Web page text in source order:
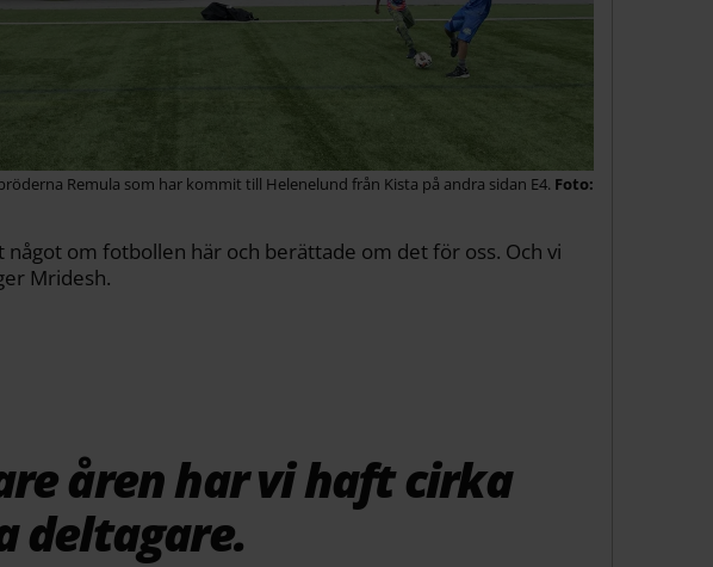
Remula som har kommit till Helenelund från Kista på andra sidan E4.
något om fotbollen här och berättade om det för oss. Och vi
Mridesh.
åren har vi haft cirka
deltagare.